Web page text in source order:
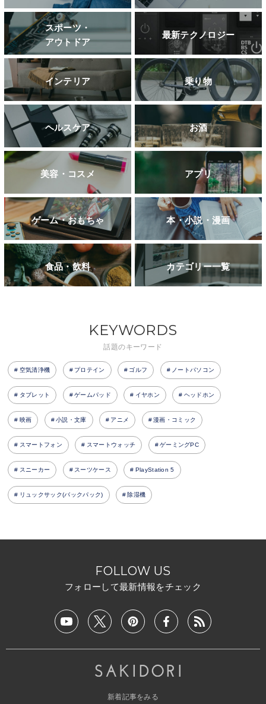
スポーツ・
アウトドア
最新テクノロジー
インテリア 乗り物
ヘルスケア お酒
美容・コスメ アプリ
ゲーム・おもちゃ 本・小説・漫画
食品・飲料 カテゴリー一覧
KEYWORDS
話題のキーワード
空気清浄機 プロテイン ゴルフ ノートパソコン
タブレット ゲームパッド イヤホン ヘッドホン
映画 小説・文庫 アニメ 漫画・コミック
スマートフォン スマートウォッチ ゲーミングPC
スニーカー スーツケース PlayStation 5
リュックサック(バックパック) 除湿機
FOLLOW US
フォローして最新情報をチェック
新着記事をみる